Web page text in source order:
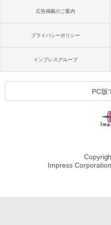
広告掲載のご案内
プライバシーポリシー
インプレスグループ
PC版
Impress